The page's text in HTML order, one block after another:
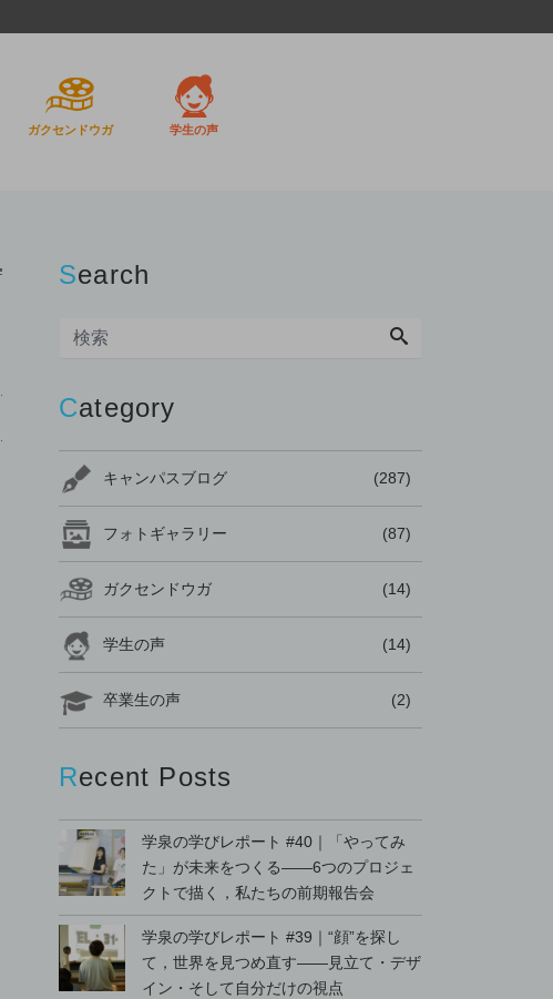
ガクセンドウガ 学生の声
Search
Category
キャンパスブログ (287)
フォトギャラリー (87)
ガクセンドウガ (14)
学生の声 (14)
卒業生の声 (2)
Recent Posts
学泉の学びレポート #40｜「やってみ
た」が未来をつくる――6つのプロジェ
クトで描く，私たちの前期報告会
学泉の学びレポート #39｜“顔”を探し
て，世界を見つめ直す――見立て・デザ
イン・そして自分だけの視点